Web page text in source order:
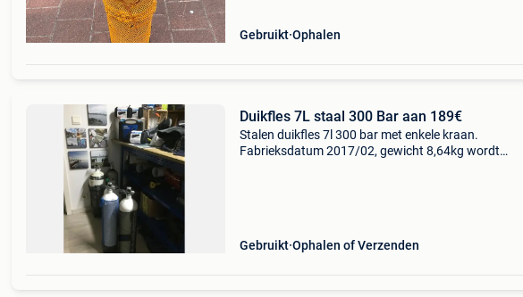
Gebruikt Ophalen
Duikfles 7L staal 300 Bar aan 189€
Stalen duikfles 7l 300 bar met enkele kraan.
Fabrieksdatum 2017/02, gewicht 8,64kg wordt
Gebruikt Ophalen of Verzenden